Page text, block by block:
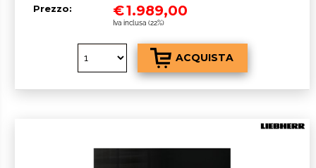
Prezzo: €1.989,00
Iva inclusa (22%)